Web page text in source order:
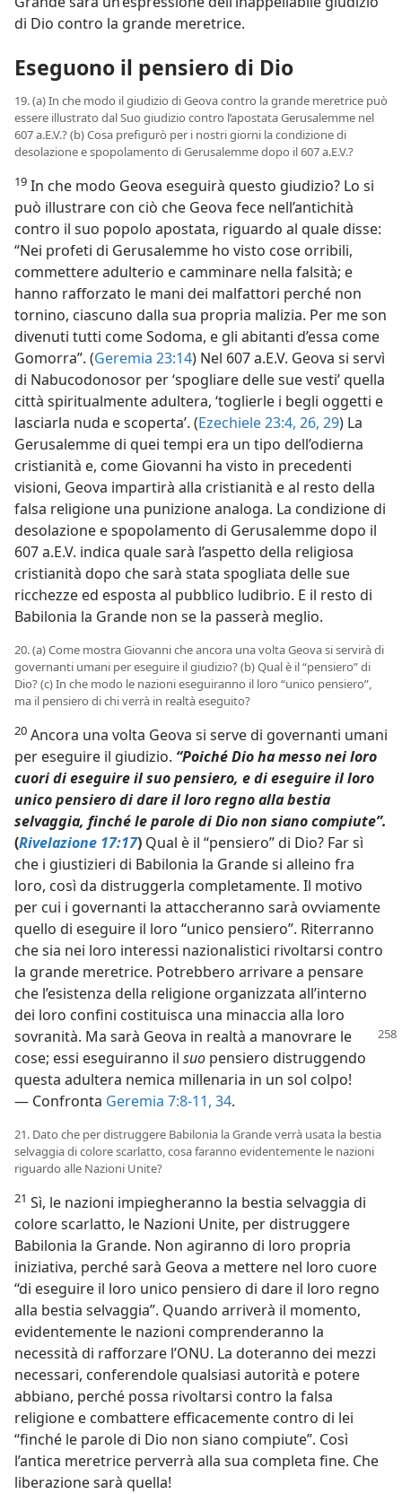
di Dio contro la grande meretrice.
Eseguono il pensiero di Dio
19. (a) In che modo il giudizio di Geova contro la grande meretrice può
essere illustrato dal Suo giudizio contro l’apostata Gerusalemme nel
607 a.E.V.? (b) Cosa prefigurò per i nostri giorni la condizione di
desolazione e spopolamento di Gerusalemme dopo il 607 a.E.V.?
19 In che modo Geova eseguirà questo giudizio? Lo si
può illustrare con ciò che Geova fece nell’antichità
contro il suo popolo apostata, riguardo al quale disse:
“Nei profeti di Gerusalemme ho visto cose orribili,
commettere adulterio e camminare nella falsità; e
hanno rafforzato le mani dei malfattori perché non
tornino, ciascuno dalla sua propria malizia. Per me son
divenuti tutti come Sodoma, e gli abitanti d’essa come
Gomorra”. (Geremia 23:14) Nel 607 a.E.V. Geova si servì
di Nabucodonosor per ‘spogliare delle sue vesti’ quella
città spiritualmente adultera, ‘toglierle i begli oggetti e
lasciarla nuda e scoperta’. (Ezechiele 23:4, 26, 29) La
Gerusalemme di quei tempi era un tipo dell’odierna
cristianità e, come Giovanni ha visto in precedenti
visioni, Geova impartirà alla cristianità e al resto della
falsa religione una punizione analoga. La condizione di
desolazione e spopolamento di Gerusalemme dopo il
607 a.E.V. indica quale sarà l’aspetto della religiosa
cristianità dopo che sarà stata spogliata delle sue
ricchezze ed esposta al pubblico ludibrio. E il resto di
Babilonia la Grande non se la passerà meglio.
20. (a) Come mostra Giovanni che ancora una volta Geova si servirà di
governanti umani per eseguire il giudizio? (b) Qual è il “pensiero” di
Dio? (c) In che modo le nazioni eseguiranno il loro “unico pensiero”,
ma il pensiero di chi verrà in realtà eseguito?
20 Ancora una volta Geova si serve di governanti umani
per eseguire il giudizio. “Poiché Dio ha messo nei loro
cuori di eseguire il suo pensiero, e di eseguire il loro
unico pensiero di dare il loro regno alla bestia
selvaggia, finché le parole di Dio non siano compiute”.
(Rivelazione 17:17) Qual è il “pensiero” di Dio? Far sì
che i giustizieri di Babilonia la Grande si alleino fra
loro, così da distruggerla completamente. Il motivo
per cui i governanti la attaccheranno sarà ovviamente
quello di eseguire il loro “unico pensiero”. Riterranno
che sia nei loro interessi nazionalistici rivoltarsi contro
la grande meretrice. Potrebbero arrivare a pensare
che l’esistenza della religione organizzata all’interno
dei loro confini costituisca una minaccia alla loro
sovranità. Ma sarà Geova in realtà a manovrare le
cose; essi eseguiranno il suo pensiero distruggendo
questa adultera nemica millenaria in un sol colpo!
— Confronta Geremia 7:8-11, 34.
21. Dato che per distruggere Babilonia la Grande verrà usata la bestia
selvaggia di colore scarlatto, cosa faranno evidentemente le nazioni
riguardo alle Nazioni Unite?
21 Sì, le nazioni impiegheranno la bestia selvaggia di
colore scarlatto, le Nazioni Unite, per distruggere
Babilonia la Grande. Non agiranno di loro propria
iniziativa, perché sarà Geova a mettere nel loro cuore
“di eseguire il loro unico pensiero di dare il loro regno
alla bestia selvaggia”. Quando arriverà il momento,
evidentemente le nazioni comprenderanno la
necessità di rafforzare l’ONU. La doteranno dei mezzi
necessari, conferendole qualsiasi autorità e potere
abbiano, perché possa rivoltarsi contro la falsa
religione e combattere efficacemente contro di lei
“finché le parole di Dio non siano compiute”. Così
l’antica meretrice perverrà alla sua completa fine. Che
liberazione sarà quella!